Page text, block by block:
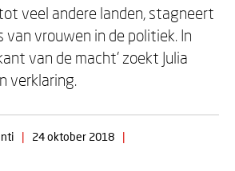
veel andere landen, stagneert
van vrouwen in de politiek. In
van de macht’ zoekt Julia
verklaring.
| 24 oktober 2018
|